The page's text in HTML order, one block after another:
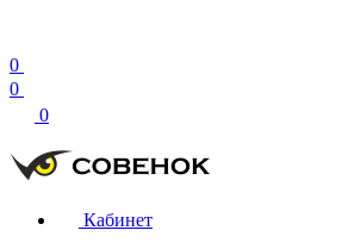
0
0
0
Кабинет